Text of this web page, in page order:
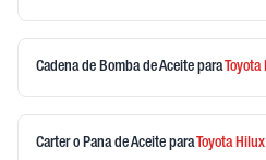
Cadena de Bomba de Aceite paraToyota
Carter o Pana de Aceite paraToyotaHilux